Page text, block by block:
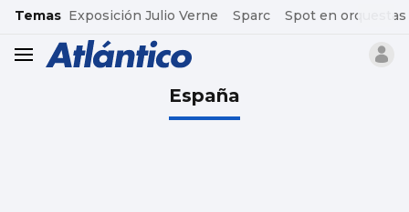
common.go-to-content
Temas Exposición Julio Verne Sparc Spot en orquestas
header.menu.open
España